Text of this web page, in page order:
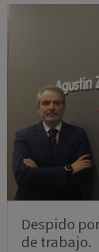
Despido
de trabajo.